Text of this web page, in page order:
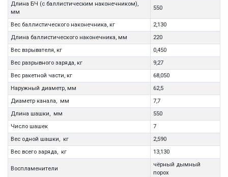
Длина БЧ (с баллистическим наконечником),
мм
550
Вес баллистического наконечника, кг
2,130
Длина баллистического наконечника, мм
220
Вес взрывателя, кг
0,450
Вес разрывного заряда, кг
9,27
Вес ракетной части, кг
68,050
Наружный диаметр, мм
62,5
Диаметр канала, мм
7,7
Длина шашки, мм
550
Число шашек
7
Вес одной шашки, кг
2,590
Вес всего заряда, кг
13,130
Воспламенители
чёрный дымный
порох